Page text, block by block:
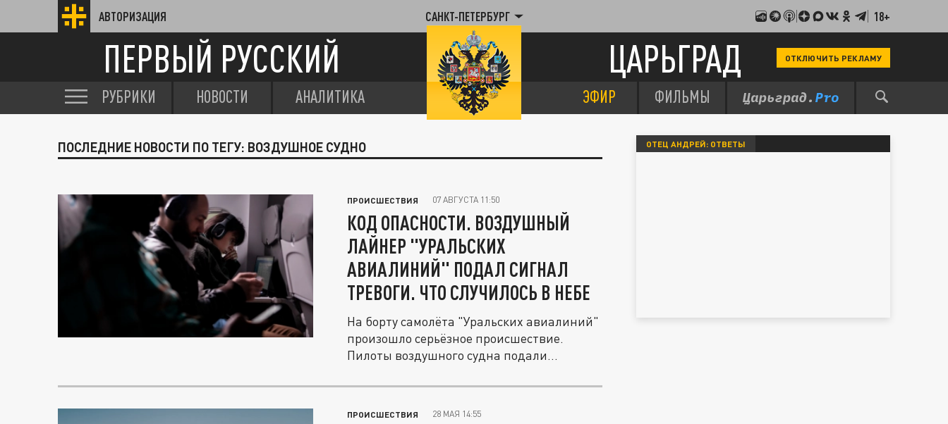
АВТОРИЗАЦИЯ САНКТ-ПЕТЕРБУРГ 18+
ПЕРВЫЙ РУССКИЙ ЦАРЬГРАД ОТКЛЮЧИТЬ РЕКЛАМУ
РУБРИКИ НОВОСТИ АНАЛИТИКА ЭФИР ФИЛЬМЫ
ПОСЛЕДНИЕ НОВОСТИ ПО ТЕГУ: ВОЗДУШНОЕ СУДНО
ПРОИСШЕСТВИЯ 07 АВГУСТА 11:50
КОД ОПАСНОСТИ. ВОЗДУШНЫЙ
ЛАЙНЕР "УРАЛЬСКИХ
АВИАЛИНИЙ" ПОДАЛ СИГНАЛ
ТРЕВОГИ. ЧТО СЛУЧИЛОСЬ В НЕБЕ
На борту самолёта "Уральских авиалиний"
произошло серьёзное происшествие.
Пилоты воздушного судна подали...
ПРОИСШЕСТВИЯ 28 МАЯ 14:55
ОТЕЦ АНДРЕЙ: ОТВЕТЫ